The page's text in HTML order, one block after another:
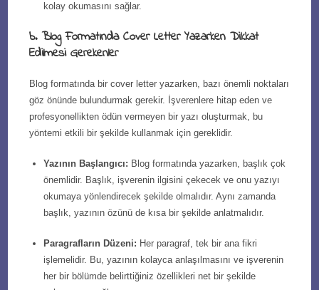
kolay okumasını sağlar.
b. Blog Formatında Cover Letter Yazarken Dikkat
Edilmesi Gerekenler
Blog formatında bir cover letter yazarken, bazı önemli noktaları
göz önünde bulundurmak gerekir. İşverenlere hitap eden ve
profesyonellikten ödün vermeyen bir yazı oluşturmak, bu
yöntemi etkili bir şekilde kullanmak için gereklidir.
Yazının Başlangıcı: Blog formatında yazarken, başlık çok
önemlidir. Başlık, işverenin ilgisini çekecek ve onu yazıyı
okumaya yönlendirecek şekilde olmalıdır. Aynı zamanda
başlık, yazının özünü de kısa bir şekilde anlatmalıdır.
Paragrafların Düzeni: Her paragraf, tek bir ana fikri
işlemelidir. Bu, yazının kolayca anlaşılmasını ve işverenin
her bir bölümde belirttiğiniz özellikleri net bir şekilde